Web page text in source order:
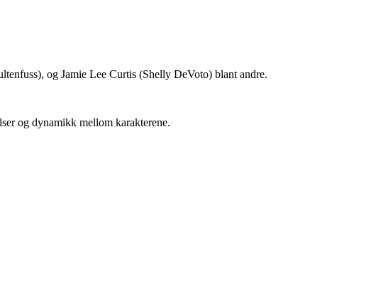
og Jamie Lee Curtis (Shelly DeVoto) blant andre.
og dynamikk mellom karakterene.